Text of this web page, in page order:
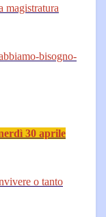
magistratura
bisogno-
30 aprile
o tanto